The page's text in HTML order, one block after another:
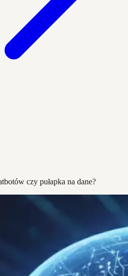
czy pułapka na dane?